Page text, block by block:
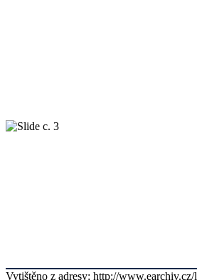
Vytištěno z adresy: http://www.earchiv.cz/